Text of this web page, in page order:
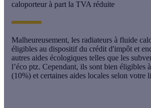
caloporteur à part la TVA réduite
Malheureusement, les radiateurs à fluide
éligibles au dispositif du crédit d'impôt et
autres aides écologiques telles que les
l’éco ptz. Cependant, ils sont bien éligibles
(10%) et certaines aides locales selon votre